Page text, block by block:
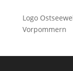
Logo
Vorpommern